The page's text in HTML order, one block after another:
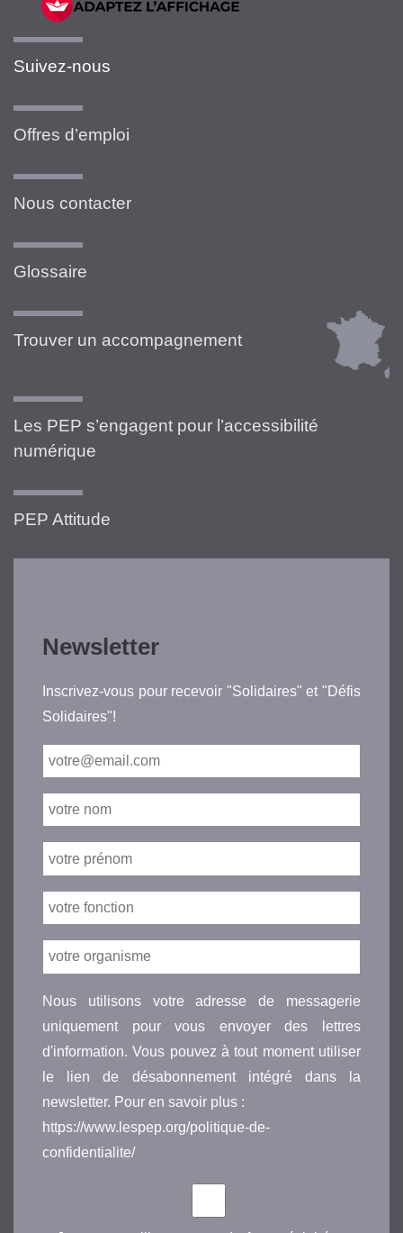
Suivez-nous
Offres d’emploi
Nous contacter
Glossaire
Trouver un accompagnement
Les PEP s’engagent pour l’accessibilité
numérique
PEP Attitude
Newsletter
Inscrivez-vous pour recevoir "Solidaires" et "Défis
Solidaires"!
Nous utilisons votre adresse de messagerie
uniquement pour vous envoyer des lettres
d'information. Vous pouvez à tout moment utiliser
le lien de désabonnement intégré dans la
newsletter. Pour en savoir plus :
https://www.lespep.org/politique-de-
confidentialite/